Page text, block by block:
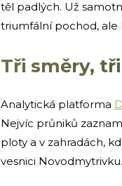
těl padlých. Už
triumfální pochod, ale
Tři směry,
Analytická platforma
Nejvíc průniků
ploty a v zahradách,
vesnici